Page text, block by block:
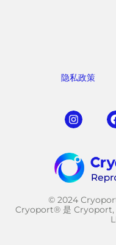
隐私政策
© 2024 Cryoport
Cryoport® 是 Cryoport,